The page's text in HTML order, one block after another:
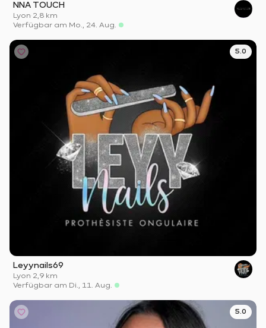
NNA TOUCH
Lyon·2,8 km
Verfügbar am Mo., 24. Aug.
5.0
Leyynails69
Lyon·2,9 km
Verfügbar am Di., 11. Aug.
5.0